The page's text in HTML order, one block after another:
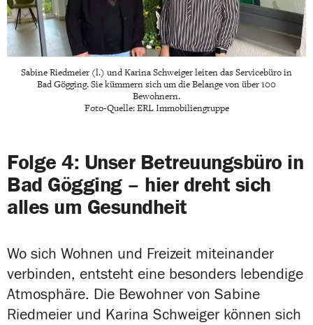
Sabine Riedmeier (l.) und Karina Schweiger leiten das Servicebüro in
Bad Gögging. Sie kümmern sich um die Belange von über 100
Bewohnern.
Foto-Quelle: ERL Immobiliengruppe
Folge 4: Unser Betreuungsbüro in
Bad Gögging – hier dreht sich
alles um Gesundheit
Wo sich Wohnen und Freizeit miteinander
verbinden, entsteht eine besonders lebendige
Atmosphäre. Die Bewohner von Sabine
Riedmeier und Karina Schweiger können sich